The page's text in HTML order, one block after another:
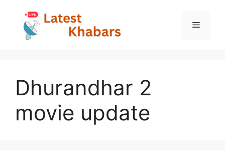
content
Menu
Dhurandhar 2
movie update